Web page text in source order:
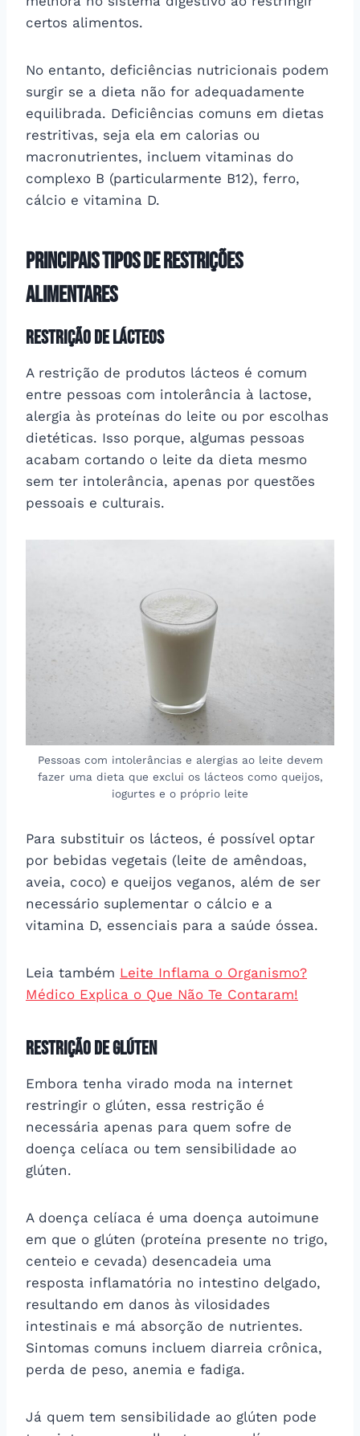
certos alimentos.
No entanto, deficiências nutricionais podem
surgir se a dieta não for adequadamente
equilibrada. Deficiências comuns em dietas
restritivas, seja ela em calorias ou
macronutrientes, incluem vitaminas do
complexo B (particularmente B12), ferro,
cálcio e vitamina D.
Principais Tipos de Restrições
Alimentares
Restrição de Lácteos
A restrição de produtos lácteos é comum
entre pessoas com intolerância à lactose,
alergia às proteínas do leite ou por escolhas
dietéticas. Isso porque, algumas pessoas
acabam cortando o leite da dieta mesmo
sem ter intolerância, apenas por questões
pessoais e culturais.
Pessoas com intolerâncias e alergias ao leite devem
fazer uma dieta que exclui os lácteos como queijos,
iogurtes e o próprio leite
Para substituir os lácteos, é possível optar
por bebidas vegetais (leite de amêndoas,
aveia, coco) e queijos veganos, além de ser
necessário suplementar o cálcio e a
vitamina D, essenciais para a saúde óssea.
Leia também Leite Inflama o Organismo?
Médico Explica o Que Não Te Contaram!
Restrição de Glúten
Embora tenha virado moda na internet
restringir o glúten, essa restrição é
necessária apenas para quem sofre de
doença celíaca ou tem sensibilidade ao
glúten.
A doença celíaca é uma doença autoimune
em que o glúten (proteína presente no trigo,
centeio e cevada) desencadeia uma
resposta inflamatória no intestino delgado,
resultando em danos às vilosidades
intestinais e má absorção de nutrientes.
Sintomas comuns incluem diarreia crônica,
perda de peso, anemia e fadiga.
Já quem tem sensibilidade ao glúten pode